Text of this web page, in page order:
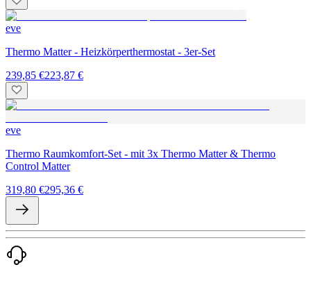
eve
Thermo Matter - Heizkörperthermostat - 3er-Set
239,85 €223,87 €
eve
Thermo Raumkomfort-Set - mit 3x Thermo Matter & Thermo
Control Matter
319,80 €295,36 €